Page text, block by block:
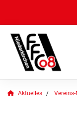
Aktuelles